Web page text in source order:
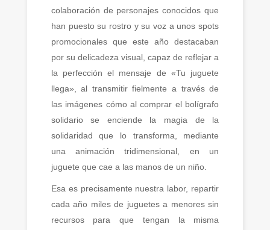
colaboración de personajes conocidos que
han puesto su rostro y su voz a unos spots
promocionales que este año destacaban
por su delicadeza visual, capaz de reflejar a
la perfección el mensaje de «Tu juguete
llega», al transmitir fielmente a través de
las imágenes cómo al comprar el bolígrafo
solidario se enciende la magia de la
solidaridad que lo transforma, mediante
una animación tridimensional, en un
juguete que cae a las manos de un niño.
Esa es precisamente nuestra labor, repartir
cada año miles de juguetes a menores sin
recursos para que tengan la misma